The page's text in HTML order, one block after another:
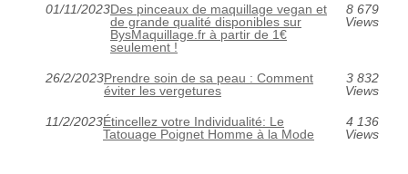
01/11/2023Des pinceaux de maquillage vegan et
de grande qualité disponibles sur
BysMaquillage.fr à partir de 1€
seulement !
8 679
Views
26/2/2023Prendre soin de sa peau : Comment
éviter les vergetures
3 832
Views
11/2/2023Étincellez votre Individualité: Le
Tatouage Poignet Homme à la Mode
4 136
Views